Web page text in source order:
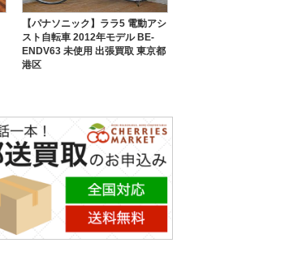
【パナソニック】ララ5 電動アシ
スト自転車 2012年モデル BE-
ENDV63 未使用 出張買取 東京都
港区